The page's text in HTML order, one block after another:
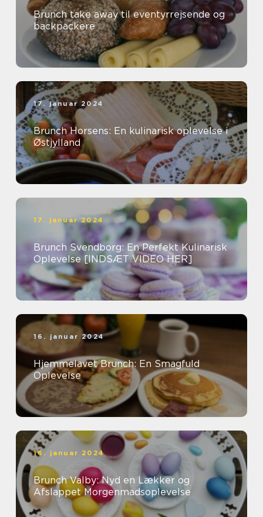
Brunch take away til eventyrrejsende og
backpackere
17. januar 2024
Brunch Horsens: En kulinarisk oplevelse i
Østjylland
17. januar 2024
Brunch Svendborg: En Perfekt Kulinarisk
Oplevelse [INDSÆT VIDEO HER]
16. januar 2024
Hjemmelavet Brunch: En Smagfuld
Oplevelse
16. januar 2024
Brunch Valby: Nyd en Lækker og
Afslappet Morgenmadsoplevelse